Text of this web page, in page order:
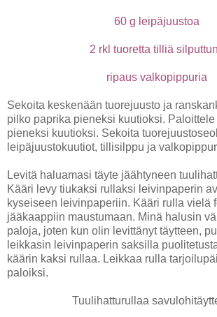
60 g leipäjuustoa
2 rkl tuoretta tilliä
ripaus valkopippuria
Sekoita keskenään tuorejuusto ja
pilko paprika pieneksi kuutioksi.
pieneksi kuutioksi. Sekoita
leipäjuustokuutiot, tillisilppu ja
Levitä haluamasi täyte jäähtyneen
Kääri levy tiukaksi rullaksi leivinpaperin
kyseiseen leivinpaperiin. Kääri rulla vielä
jääkaappiin maustumaan. Minä halusin
paloja, joten kun olin levittänyt täytteen,
leikkasin leivinpaperin saksilla
käärin kaksi rullaa. Leikkaa rulla
paloiksi.
Tuulihatturullaa